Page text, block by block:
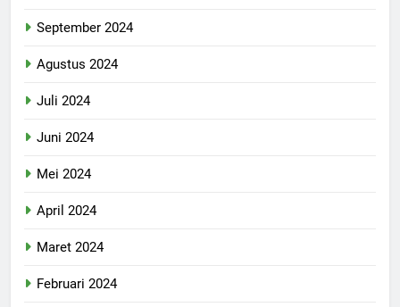
September 2024
Agustus 2024
Juli 2024
Juni 2024
Mei 2024
April 2024
Maret 2024
Februari 2024